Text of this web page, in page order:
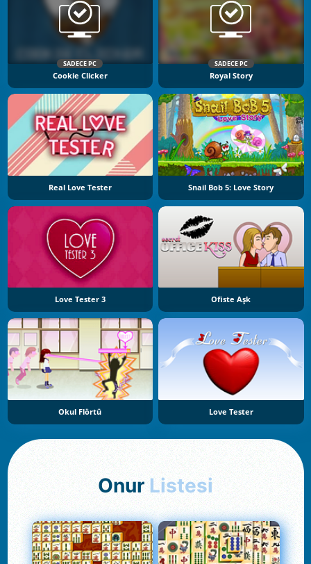
SADECE PC
Cookie Clicker
SADECE PC
Royal Story
Real Love Tester Snail Bob 5: Love Story
Love Tester 3 Ofiste Aşk
Okul Flörtü Love Tester
Onur Listesi